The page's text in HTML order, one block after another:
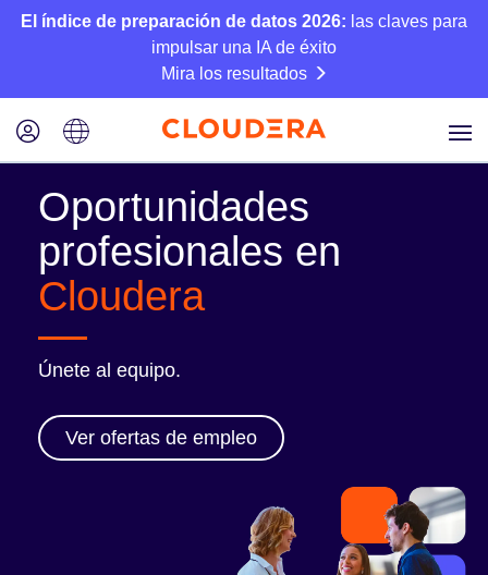
El índice de preparación de datos 2026: las claves para
impulsar una IA de éxito
Mira los resultados
Oportunidades
profesionales en
Cloudera
Únete al equipo.
Ver ofertas de empleo